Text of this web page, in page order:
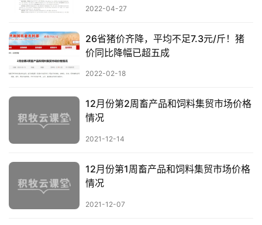
闻
报
数
据
2022-04-27
26省猪价齐降，平均不足7.3元/斤！猪
价同比降幅已超五成
2022-02-18
12月份第2周畜产品和饲料集贸市场价格
情况
2021-12-14
12月份第1周畜产品和饲料集贸市场价格
情况
2021-12-07